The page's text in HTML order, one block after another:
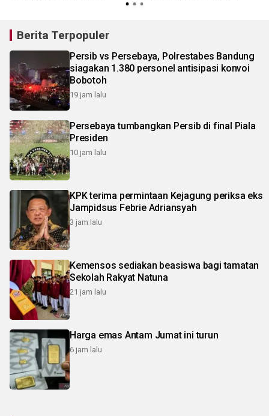
Berita Terpopuler
Persib vs Persebaya, Polrestabes Bandung
siagakan 1.380 personel antisipasi konvoi
Bobotoh
19 jam lalu
Persebaya tumbangkan Persib di final Piala
Presiden
10 jam lalu
KPK terima permintaan Kejagung periksa eks
Jampidsus Febrie Adriansyah
3 jam lalu
Kemensos sediakan beasiswa bagi tamatan
Sekolah Rakyat Natuna
21 jam lalu
Harga emas Antam Jumat ini turun
6 jam lalu